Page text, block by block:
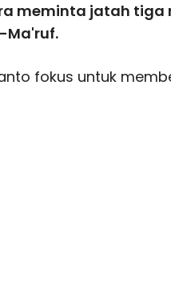
meminta jatah tiga
Ma'ruf.
fokus untuk